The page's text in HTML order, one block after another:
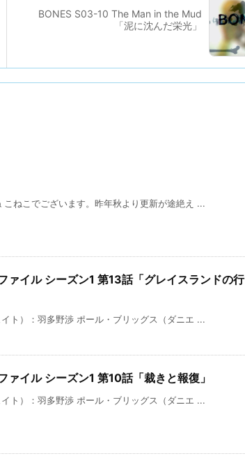
BONES S03-10 The Man in the Mud
「泥に沈んだ栄光」
ねこでございます。昨年秋より更新が途絶え ...
ァイル シーズン1 第13話「グレイスランドの行
ト）：羽多野渉 ポール・ブリッグス（ダニエ ...
イル シーズン1 第10話「裁きと報復」
ト）：羽多野渉 ポール・ブリッグス（ダニエ ...